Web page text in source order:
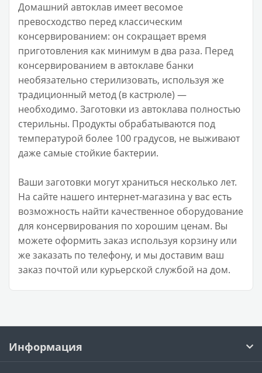
Домашний автоклав имеет весомое
превосходство перед классическим
консервированием: он сокращает время
приготовления как минимум в два раза. Перед
консервированием в автоклаве банки
необязательно стерилизовать, используя же
традиционный метод (в кастрюле) —
необходимо. Заготовки из автоклава полностью
стерильны. Продукты обрабатываются под
температурой более 100 градусов, не выживают
даже самые стойкие бактерии.
Ваши заготовки могут храниться несколько лет.
На сайте нашего интернет-магазина у вас есть
возможность найти качественное оборудование
для консервирования по хорошим ценам. Вы
можете оформить заказ используя корзину или
же заказать по телефону, и мы доставим ваш
заказ почтой или курьерской службой на дом.
Информация